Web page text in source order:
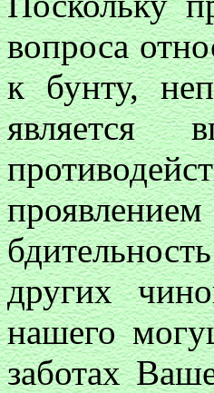
вопроса
к бунту,
является
других
нашего
заботах